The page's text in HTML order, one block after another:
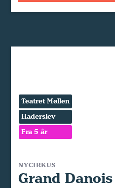
Teatret Møllen
Haderslev
Fra 5 år
NYCIRKUS
Grand Danois